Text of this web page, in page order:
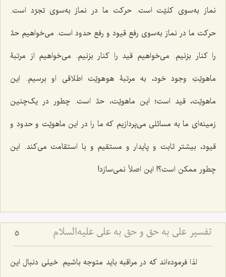
نماز به‌سوی کلیّت است. حرکت ما در نماز به‌سوی تجرّد است.
حرکت ما در نماز به‌سوی رفع قیود و رفع حدود است. می‌خواهیم حدّ
را کنار بزنیم. می‌خواهیم قید را کنار بزنیم. می‌خواهیم از مرتبۀ
ماهویّتِ وجود خود، به مرتبۀ هو هویّت اطلاقی او برسیم. این
ماهویّت، قید است؛ این ماهویّت، حدّ است. چطور در یک‌‌چنین
زمینه‌ای ما به مسائلی می‌پردازیم که ما را در این ماهویّت و حدود و
قیود، بیشتر ثابت و پایدار و مستقیم و با استقامت می‌کند. این
چطور ممکن است؟! این اصلاً نمی‌سازد!
تفسیر علی به حق و حق به علی علیه‌السلام 5
لذا فرموده‌اند که در مراقبه باید متوجه باشیم. خیلی دنبال این